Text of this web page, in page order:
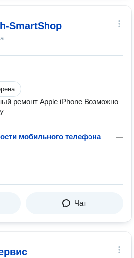
SmartShop
ремонт Apple iPhone Возможно
мобильного телефона
—
Чат